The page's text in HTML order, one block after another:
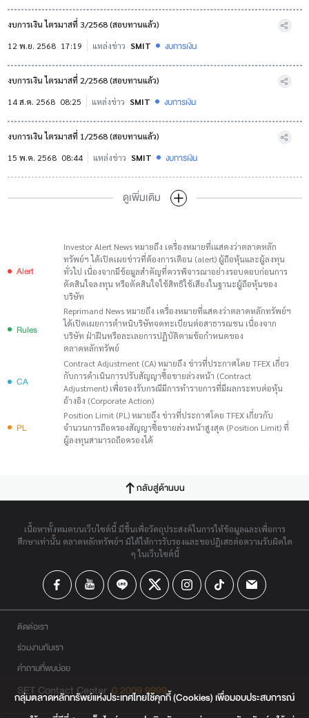
งบการเงิน ไตรมาสที่ 3/2568 (สอบทานแล้ว)
12 พ.ย. 2568 17:19 แหล่งข่าว SMIT งบการเงิน
งบการเงิน ไตรมาสที่ 2/2568 (สอบทานแล้ว)
14 ส.ค. 2568 08:25 แหล่งข่าว SMIT งบการเงิน
งบการเงิน ไตรมาสที่ 1/2568 (สอบทานแล้ว)
15 พ.ค. 2568 08:44 แหล่งข่าว SMIT งบการเงิน
ดูเพิ่มเติม
Alert
Investor Alert News หมายถึง เครื่องหมายที่เแสดงว่าตลาดหลัก
ทรัพย์ฯ ได้เปิดเผยข่าวที่ต้องการเตือน (alert) ผู้ถือหุ้นและผู้ลงทุน
ทั่วไป เนื่องจากมีข้อมูลสำคัญที่ควรพิจารณาอย่างรอบคอบก่อนการ
ตัดสินใจลงทุน หรือตัดสินใจใช้สิทธิใช้เสียงในฐานะผู้ถือหุ้นของ
บริษัท
Rules
Reprimand News หมายถึง เครื่องหมายที่แสดงว่าตลาดหลักทรัพย์ฯ
ได้เปิดเผยการตำหนิบริษัทจดทะเบียนต่อสาธารณชน เนื่องจาก
บริษัท ฝ่าฝืนหรือละเลยการปฏิบัติตามข้อกำหนดของ
ตลาดหลักทรัพย์
CA
Contract Adjustment (CA) หมายถึง ข่าวที่ประกาศโดย TFEX เกี่ยว
กับการดำเนินการปรับสัญญาซื้อขายล่วงหน้า (Contract
Adjustment) เพื่อรองรับกรณีมีการทำรายการที่มีผลกระทบต่อหุ้น
อ้างอิง (Corporate Action)
PL
Position Limit (PL) หมายถึง ข่าวที่ประกาศโดย TFEX เกี่ยวกับ
จำนวนการถือครองสัญญาซื้อขายล่วงหน้าสูงสุด (Position Limit) ที่
ผู้ลงทุนสามารถถือครองได้
กลับสู่ด้านบน
เนื้อหาทั้งหมดบนเว็บไซต์นี้ มีขึ้นเพื่อวัตถุประสงค์ในการให้ข้อมูลและเพื่อการ
ศึกษาเท่านั้น ตลาดหลักทรัพย์ฯ มิได้ให้การรับรองและขอปฏิเสธต่อความรับผิดใด
ๆ ในเว็บไซต์นี้
ติดต่อเรา
ร่วมงานกับเรา
คำถามที่พบบ่อย
SET Contact Center 0 2009 9999
กลุ่มตลาดหลักทรัพย์แห่งประเทศไทยใช้คุกกี้ (Cookies) เพื่อมอบประสบการณ์